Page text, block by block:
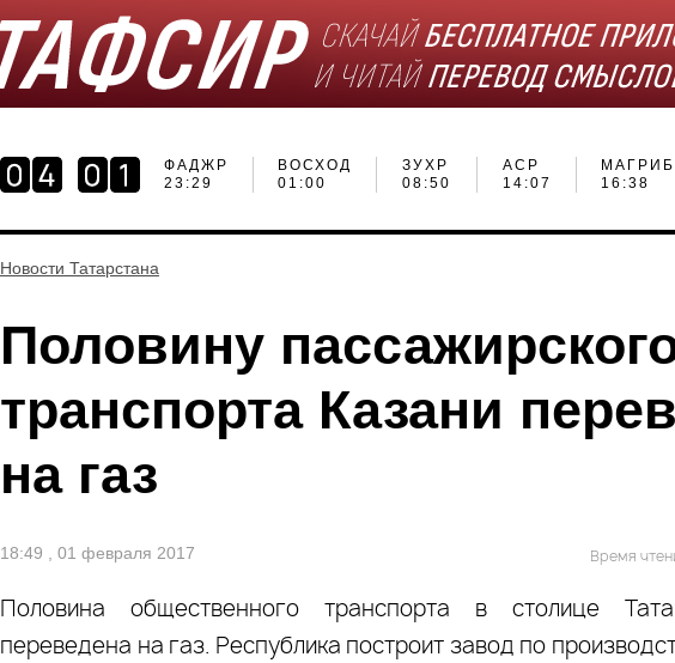
ФАДЖР
23:29
ВОСХОД
01:00
ЗУХР
08:50
АСР
14:07
МАГРИБ
16:38
Новости Татарстана
Половину
транспорта Казани
на газ
18:49 , 01 февраля 2017 Время
Половина общественного транспорта в столице
переведена на газ. Республика построит завод по